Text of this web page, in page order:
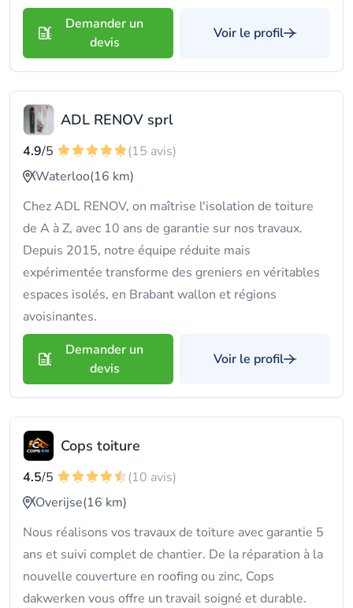
Demander un
devis
Voir le profil
ADL RENOV sprl
4.9/5
(15 avis)
Waterloo(16 km)
Chez ADL RENOV, on maîtrise l'isolation de toiture
de A à Z, avec 10 ans de garantie sur nos travaux.
Depuis 2015, notre équipe réduite mais
expérimentée transforme des greniers en véritables
espaces isolés, en Brabant wallon et régions
avoisinantes.
Demander un
devis
Voir le profil
Cops toiture
4.5/5
(10 avis)
Overijse(16 km)
Nous réalisons vos travaux de toiture avec garantie 5
ans et suivi complet de chantier. De la réparation à la
nouvelle couverture en roofing ou zinc, Cops
dakwerken vous offre un travail soigné et durable.